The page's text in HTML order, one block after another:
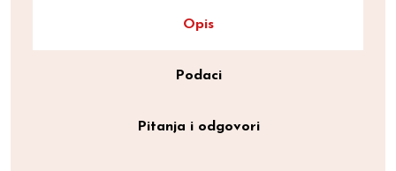
Opis
Podaci
Pitanja i odgovori